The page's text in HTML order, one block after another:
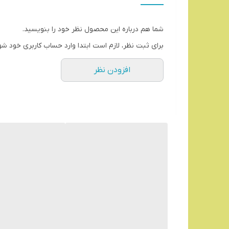
شما هم درباره این محصول نظر خود را بنویسید.
برای ثبت نظر، لازم است ابتدا وارد حساب کاربری خود
افزودن نظر